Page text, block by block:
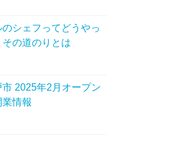
シェフってどうやっ
の道のりとは
2025年2月オープン
情報